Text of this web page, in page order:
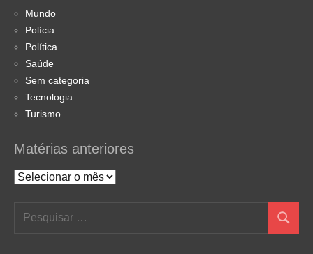
Mundo
Polícia
Política
Saúde
Sem categoria
Tecnologia
Turismo
Matérias anteriores
Matérias